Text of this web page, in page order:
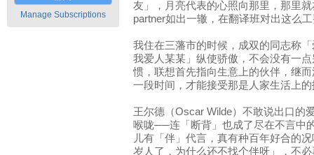
Manage Subscriptions
友」，月亮代表的心照向那里，那里
partner如出一辙，在翻译班对出这么
我住在三藩市的时候，成双的同志称
我爱人某某」纵使骄傲，不会没有一
惯，联想首先指向生意上的伙伴，继
一段时间，才能接受那是人家生活上
王尔德（Oscar Wilde）不敢说出口的
喉咙──连「断背」也成了尽在不言中
儿有「伴」代言，真有种百年好合的
岁人了，为什么还不找个伴呀」，不